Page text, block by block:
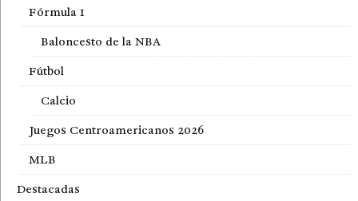
Fórmula 1
Baloncesto de la NBA
Fútbol
Calcio
Juegos Centroamericanos 2026
MLB
Destacadas